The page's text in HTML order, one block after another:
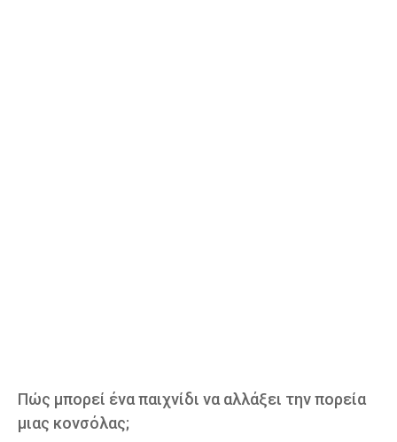
Πώς μπορεί ένα παιχνίδι να αλλάξει την πορεία
μιας κονσόλας;